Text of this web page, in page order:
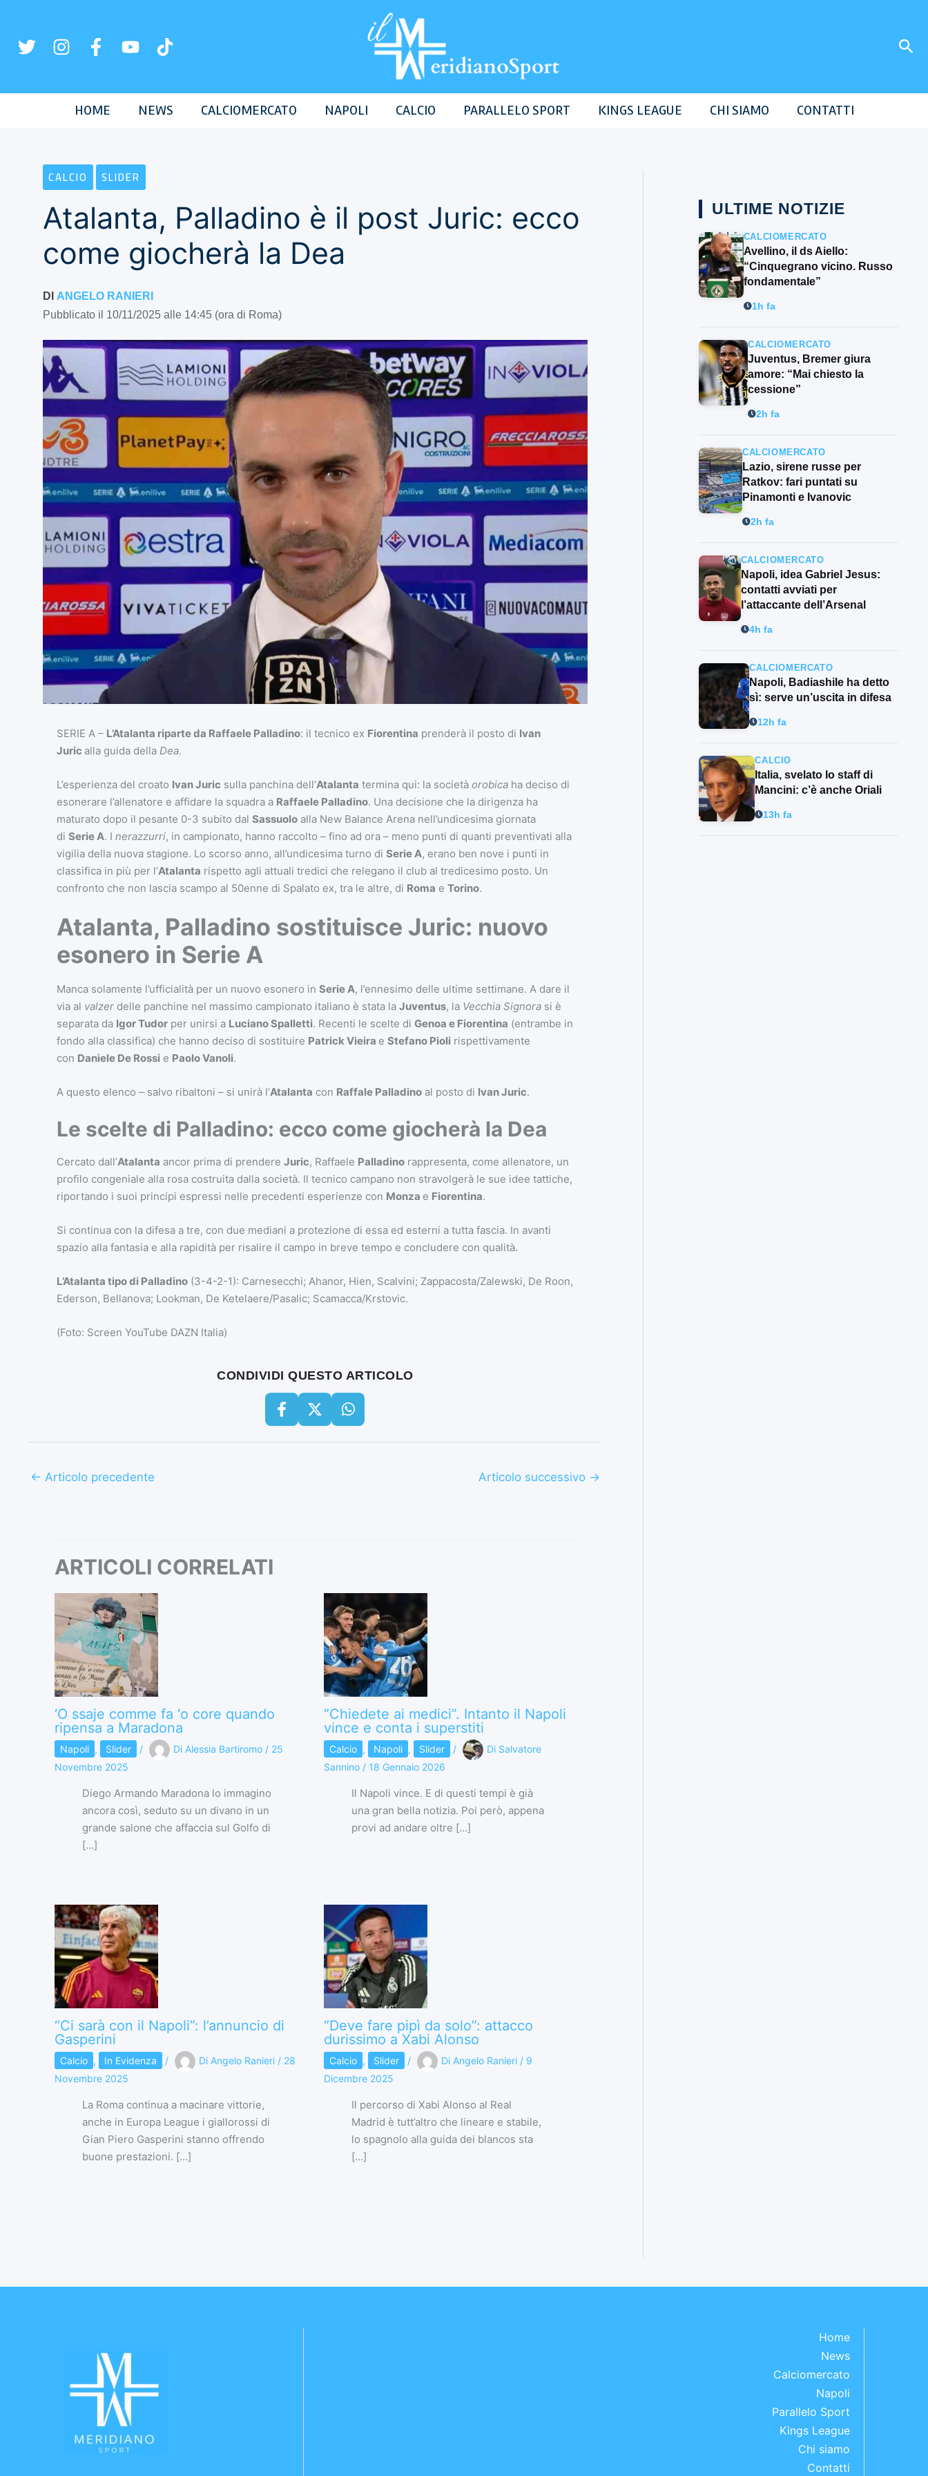
contenuto
HOME NEWS CALCIOMERCATO NAPOLI CALCIO PARALLELO SPORT KINGS LEAGUE CHI SIAMO CONTATTI
CALCIO SLIDER
Atalanta, Palladino è il post Juric: ecco
come giocherà la Dea
DI ANGELO RANIERI
Pubblicato il 10/11/2025 alle 14:45 (ora di Roma)
SERIE A – L’Atalanta riparteda Raffaele Palladino: il tecnico ex Fiorentina prenderà il posto di Ivan
Juric alla guida della Dea.
L’esperienza del croato Ivan Juric sulla panchina dell’Atalanta termina qui: la società orobicaha deciso di
esonerare l’allenatore e affidare la squadra a Raffaele Palladino. Una decisione che la dirigenza ha
maturato dopo il pesante 0-3 subito dal Sassuoloalla New Balance Arena nell’undicesima giornata
di Serie A. I nerazzurri, in campionato, hanno raccolto – fino ad ora – meno punti di quanti preventivati alla
vigilia della nuova stagione. Lo scorso anno, all’undicesima turno di Serie A, erano ben nove i punti in
classifica in più per l’Atalanta rispetto agli attuali tredici che relegano il club al tredicesimo posto. Un
confronto che non lascia scampo al 50enne di Spalato ex, tra le altre, di Roma e Torino.
Atalanta, Palladino sostituisce Juric: nuovo
esonero in Serie A
Manca solamente l’ufficialità per un nuovo esonero in Serie A, l’ennesimo delle ultime settimane. A dare il
via al valzerdelle panchine nel massimo campionato italiano è stata la Juventus, la Vecchia Signorasi è
separata da Igor Tudorper unirsi a Luciano Spalletti. Recenti le scelte di Genoa e Fiorentina (entrambe in
fondo alla classifica) che hanno deciso di sostituire Patrick Vieira e Stefano Pioli rispettivamente
con Daniele De Rossi e Paolo Vanoli.
A questo elenco – salvo ribaltoni – si unirà l’Atalanta con Raffale Palladinoal posto di Ivan Juric.
Le scelte di Palladino: ecco come giocherà la Dea
Cercato dall’Atalanta ancor prima di prendere Juric, Raffaele Palladinorappresenta, come allenatore, un
profilo congeniale alla rosa costruita dalla società. Il tecnico campano non stravolgerà le sue idee tattiche,
riportando i suoi principi espressi nelle precedenti esperienze con Monza e Fiorentina.
Si continua con la difesa a tre, con due mediani a protezione di essa ed esterni a tutta fascia. In avanti
spazio alla fantasia e alla rapidità per risalire il campo in breve tempo e concludere con qualità.
L’Atalanta tipo di Palladino(3-4-2-1): Carnesecchi; Ahanor, Hien, Scalvini; Zappacosta/Zalewski, De Roon,
Ederson, Bellanova; Lookman, De Ketelaere/Pasalic; Scamacca/Krstovic.
(Foto: Screen YouTube DAZN Italia)
CONDIVIDI QUESTO ARTICOLO
← Articolo precedente Articolo successivo →
ARTICOLI CORRELATI
‘O ssaje comme fa ‘o core quando
ripensa a Maradona
Napoli , Slider / Di Alessia Bartiromo / 25
Novembre 2025
Diego Armando Maradona lo immagino
ancora così, seduto su un divano in un
grande salone che affaccia sul Golfo di
[…]
“Chiedete ai medici”. Intanto il Napoli
vince e conta i superstiti
Calcio , Napoli , Slider / Di Salvatore
Sannino / 18 Gennaio 2026
Il Napoli vince. E di questi tempi è già
una gran bella notizia. Poi però, appena
provi ad andare oltre […]
“Ci sarà con il Napoli”: l’annuncio di
Gasperini
Calcio , In Evidenza / Di Angelo Ranieri / 28
Novembre 2025
La Roma continua a macinare vittorie,
anche in Europa League i giallorossi di
Gian Piero Gasperini stanno offrendo
buone prestazioni. […]
“Deve fare pipì da solo”: attacco
durissimo a Xabi Alonso
Calcio , Slider / Di Angelo Ranieri / 9
Dicembre 2025
Il percorso di Xabi Alonso al Real
Madrid è tutt’altro che lineare e stabile,
lo spagnolo alla guida dei blancos sta
[…]
ULTIME NOTIZIE
CALCIOMERCATO
Avellino, il ds Aiello:
“Cinquegrano vicino. Russo
fondamentale”
1h fa
CALCIOMERCATO
Juventus, Bremer giura
amore: “Mai chiesto la
cessione”
2h fa
CALCIOMERCATO
Lazio, sirene russe per
Ratkov: fari puntati su
Pinamonti e Ivanovic
2h fa
CALCIOMERCATO
Napoli, idea Gabriel Jesus:
contatti avviati per
l’attaccante dell’Arsenal
4h fa
CALCIOMERCATO
Napoli, Badiashile ha detto
sì: serve un’uscita in difesa
12h fa
CALCIO
Italia, svelato lo staff di
Mancini: c’è anche Oriali
13h fa
Home
News
Calciomercato
Napoli
Parallelo Sport
Kings League
Chi siamo
Contatti